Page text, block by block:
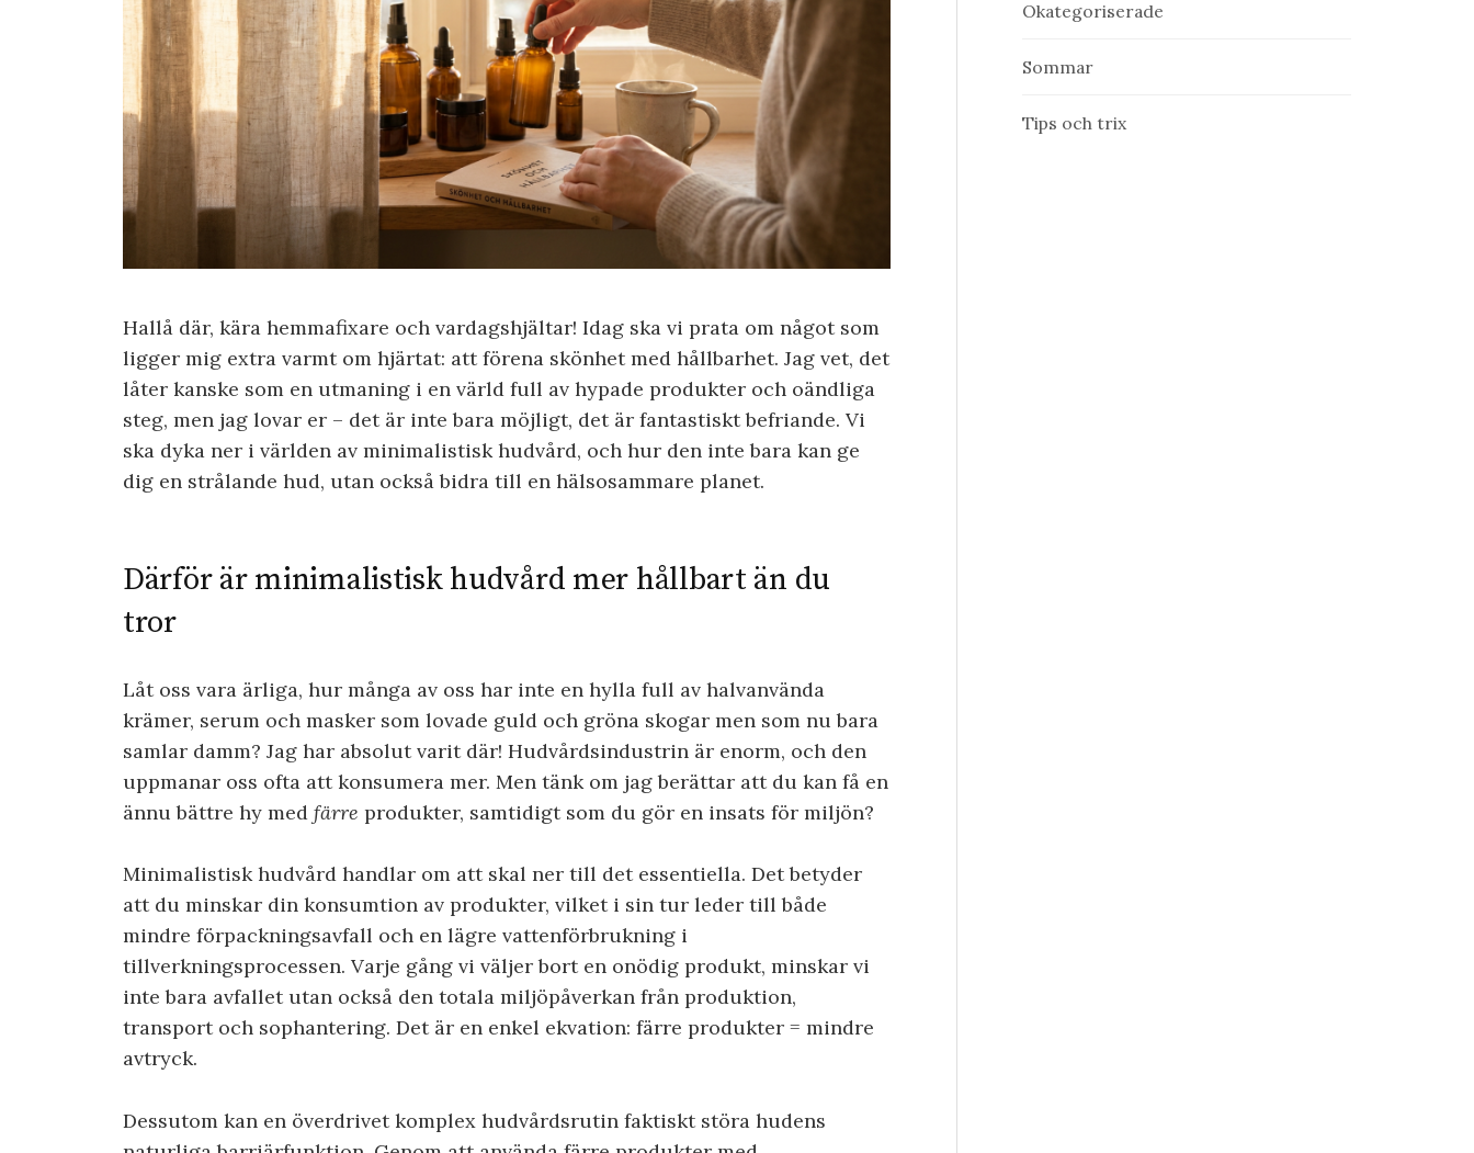
Hallå där, kära hemmafixare och vardagshjältar! Idag ska vi prata om något som
ligger mig extra varmt om hjärtat: att förena skönhet med hållbarhet. Jag vet, det
låter kanske som en utmaning i en värld full av hypade produkter och oändliga
steg, men jag lovar er – det är inte bara möjligt, det är fantastiskt befriande. Vi
ska dyka ner i världen av minimalistisk hudvård, och hur den inte bara kan ge
dig en strålande hud, utan också bidra till en hälsosammare planet.
Därför är minimalistisk hudvård mer hållbart än du
tror
Låt oss vara ärliga, hur många av oss har inte en hylla full av halvanvända
krämer, serum och masker som lovade guld och gröna skogar men som nu bara
samlar damm? Jag har absolut varit där! Hudvårdsindustrin är enorm, och den
uppmanar oss ofta att konsumera mer. Men tänk om jag berättar att du kan få en
ännu bättre hy med färre produkter, samtidigt som du gör en insats för miljön?
Minimalistisk hudvård handlar om att skal ner till det essentiella. Det betyder
att du minskar din konsumtion av produkter, vilket i sin tur leder till både
mindre förpackningsavfall och en lägre vattenförbrukning i
tillverkningsprocessen. Varje gång vi väljer bort en onödig produkt, minskar vi
inte bara avfallet utan också den totala miljöpåverkan från produktion,
transport och sophantering. Det är en enkel ekvation: färre produkter = mindre
avtryck.
Dessutom kan en överdrivet komplex hudvårdsrutin faktiskt störa hudens
Okategoriserade
Sommar
Tips och trix